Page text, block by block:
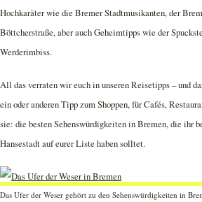
Hochkaräter wie die Bremer Stadtmusikanten, der
Böttcherstraße, aber auch Geheimtipps wie der
Werderimbiss.
All das verraten wir euch in unseren Reisetipps – und
ein oder anderen Tipp zum Shoppen, für Cafés,
sie: die besten Sehenswürdigkeiten in Bremen, die ihr
Hansestadt auf eurer Liste haben solltet.
Das Ufer der Weser gehört zu den Sehenswürdigkeiten in